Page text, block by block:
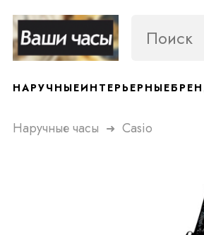
НАРУЧНЫЕИНТЕРЬЕРНЫЕ
Наручные часы ➜ Casio